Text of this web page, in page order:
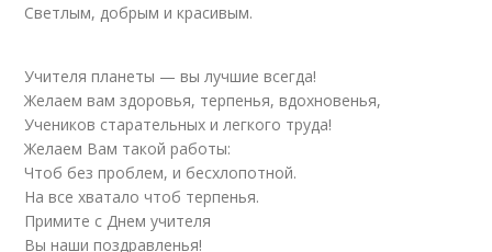
Светлым, добрым и красивым.
Учителя планеты — вы лучшие всегда!
Желаем вам здоровья, терпенья, вдохновенья,
Учеников старательных и легкого труда!
Желаем Вам такой работы:
Чтоб без проблем, и бесхлопотной.
На все хватало чтоб терпенья.
Примите с Днем учителя
Вы наши поздравленья!